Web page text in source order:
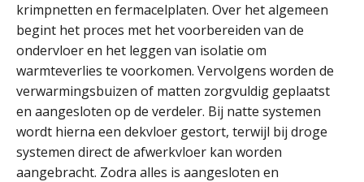
krimpnetten en fermacelplaten. Over het algemeen
begint het proces met het voorbereiden van de
ondervloer en het leggen van isolatie om
warmteverlies te voorkomen. Vervolgens worden de
verwarmingsbuizen of matten zorgvuldig geplaatst
en aangesloten op de verdeler. Bij natte systemen
wordt hierna een dekvloer gestort, terwijl bij droge
systemen direct de afwerkvloer kan worden
aangebracht. Zodra alles is aangesloten en